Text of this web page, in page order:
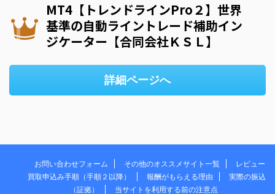
MT4【トレンドラインPro２】世界
基準の自動ライントレード補助イン
ジケーター【合同会社ＫＳＬ】
詳細ページへ
お問い合わせフォーム その他のオススメサイト一覧
レビュー
買取申込み手順（手順２以降）
報酬がもらえる理由
実際の振込
（証拠）
当サイトを利用する前の注意点